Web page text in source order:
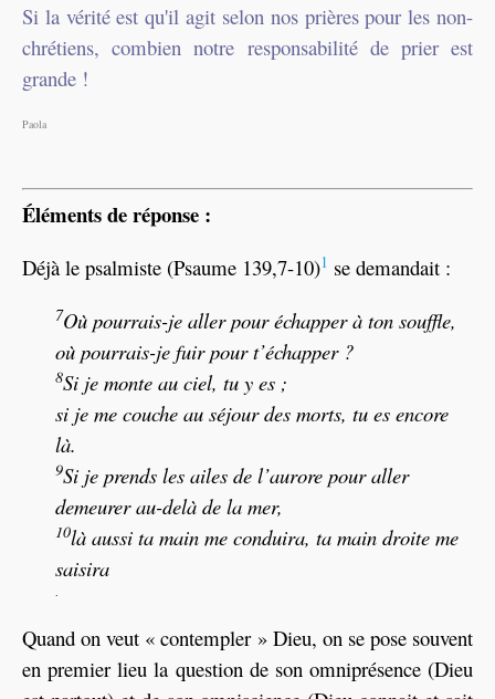
Si la vérité est qu'il agit selon nos prières pour les non-
chrétiens, combien notre responsabilité de prier est
grande !
Paola
Éléments de réponse :
Déjà le psalmiste (Psaume 139,7-10)1 se demandait :
7Où pourrais-je aller pour échapper à ton souffle,
où pourrais-je fuir pour t’échapper ?
8Si je monte au ciel, tu y es ;
si je me couche au séjour des morts, tu es encore
là.
9Si je prends les ailes de l’aurore pour aller
demeurer au-delà de la mer,
10là aussi ta main me conduira, ta main droite me
saisira
.
Quand on veut « contempler » Dieu, on se pose souvent
en premier lieu la question de son omniprésence (Dieu